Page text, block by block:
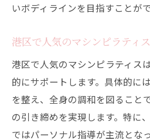
女性らしいラインを作
都度払いも選べるマシ
ット
麻布十番ピラティス
づく
しなやかな骨格美を目指
いボディラインを目指すことが
港区で人気のマシンピラティ
港区で人気のマシンピラティス
的にサポートします。具体的に
を整え、全身の調和を図ること
の引き締めを実現します。特に
ではパーソナル指導が主流とな